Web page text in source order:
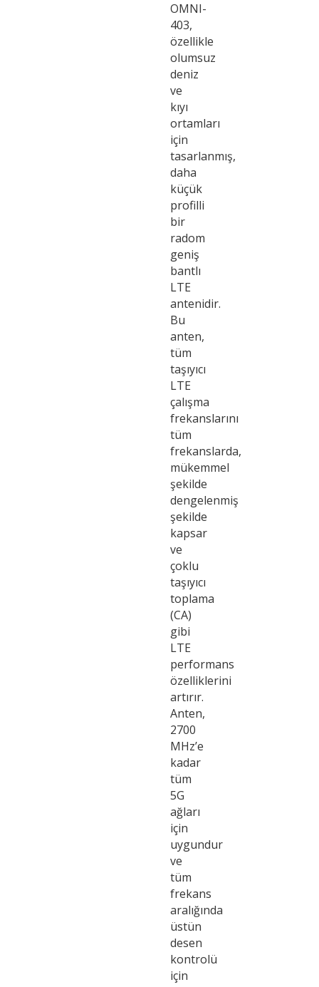
OMNI-
403,
özellikle
olumsuz
deniz
ve
kıyı
ortamları
için
tasarlanmış,
daha
küçük
profilli
bir
radom
geniş
bantlı
LTE
antenidir.
Bu
anten,
tüm
taşıyıcı
LTE
çalışma
frekanslarını
tüm
frekanslarda,
mükemmel
şekilde
dengelenmiş
şekilde
kapsar
ve
çoklu
taşıyıcı
toplama
(CA)
gibi
LTE
performans
özelliklerini
artırır.
Anten,
2700
MHz’e
kadar
tüm
5G
ağları
için
uygundur
ve
tüm
frekans
aralığında
üstün
desen
kontrolü
için